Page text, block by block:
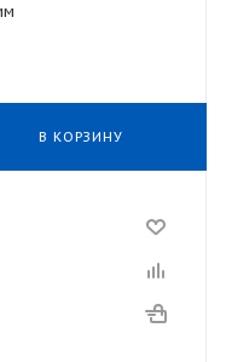
В КОРЗИНУ